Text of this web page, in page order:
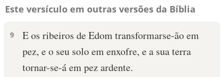
Este versículo em outras versões da Bíblia
9
E os ribeiros de Edom transformarse-ão em
pez, e o seu solo em enxofre, e a sua terra
tornar-se-á em pez ardente.